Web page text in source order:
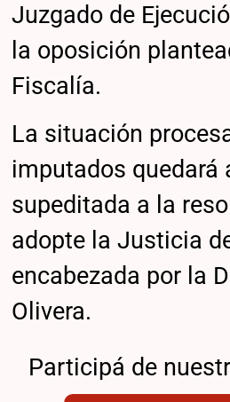
Juzgado de
la oposición
Fiscalía.
La situación
imputados quedará
supeditada a la
adopte la Justicia
encabezada por la
Olivera.
Participá de